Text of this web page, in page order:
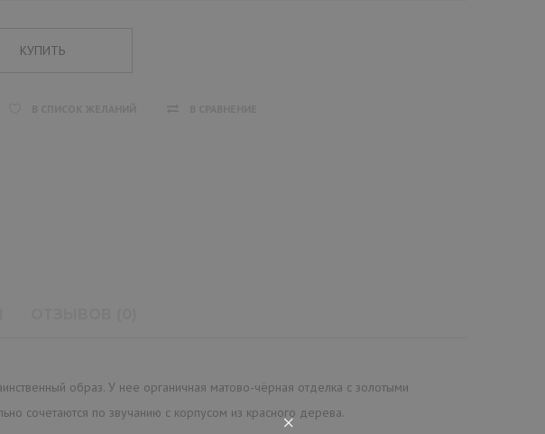
×
образ. У нее органичная матово-чёрная отделка с золотыми
сочетаются по звучанию с корпусом из красного дерева.